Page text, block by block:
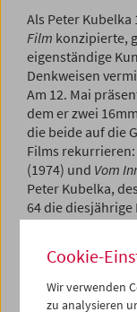
Als Peter Kubelka
Film konzipierte,
eigenständige
Denkweisen
Am 12. Mai
dem er zwei
die beide auf die
Films rekurrieren:
(1974) und Vom
Peter Kubelka,
64 die
ProgrammMai /
Cookie-
Wir verwenden
zu analysieren